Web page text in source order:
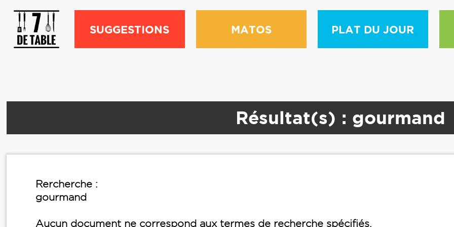
SUGGESTIONS MATOS PLAT DU JOUR
Résultat(s) : gourmand
Rercherche :
gourmand
Aucun document ne correspond aux termes de recherche spécifiés.